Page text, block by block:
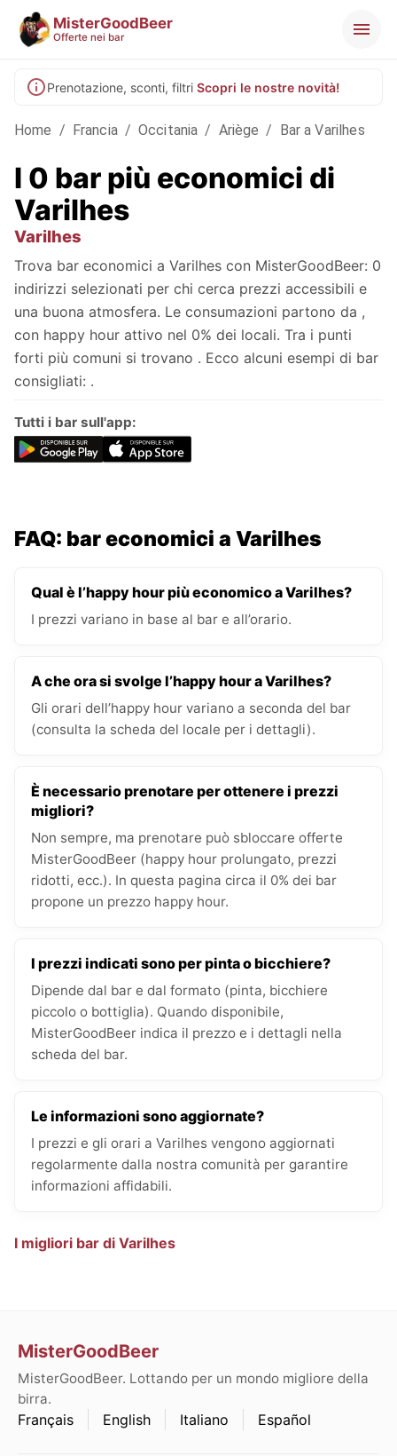
MisterGoodBeer
Offerte nei bar
Prenotazione, sconti, filtri Scopri le nostre novità!
Home / Francia / Occitania / Ariège / Bar a Varilhes
I 0 bar più economici di
Varilhes
Varilhes
Trova bar economici a Varilhes con MisterGoodBeer: 0
indirizzi selezionati per chi cerca prezzi accessibili e
una buona atmosfera. Le consumazioni partono da ,
con happy hour attivo nel 0% dei locali. Tra i punti
forti più comuni si trovano . Ecco alcuni esempi di bar
consigliati: .
Tutti i bar sull'app:
FAQ: bar economici a Varilhes
Qual è l’happy hour più economico a Varilhes?
I prezzi variano in base al bar e all’orario.
A che ora si svolge l’happy hour a Varilhes?
Gli orari dell’happy hour variano a seconda del bar
(consulta la scheda del locale per i dettagli).
È necessario prenotare per ottenere i prezzi
migliori?
Non sempre, ma prenotare può sbloccare offerte
MisterGoodBeer (happy hour prolungato, prezzi
ridotti, ecc.). In questa pagina circa il 0% dei bar
propone un prezzo happy hour.
I prezzi indicati sono per pinta o bicchiere?
Dipende dal bar e dal formato (pinta, bicchiere
piccolo o bottiglia). Quando disponibile,
MisterGoodBeer indica il prezzo e i dettagli nella
scheda del bar.
Le informazioni sono aggiornate?
I prezzi e gli orari a Varilhes vengono aggiornati
regolarmente dalla nostra comunità per garantire
informazioni affidabili.
I migliori bar di Varilhes
MisterGoodBeer
MisterGoodBeer. Lottando per un mondo migliore della
birra.
Français English Italiano Español